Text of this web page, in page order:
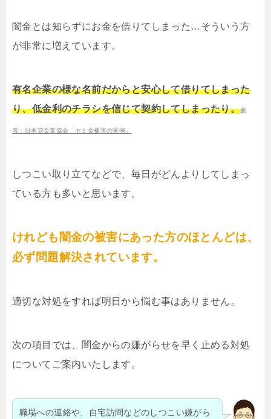
闇金とは知らずにお金を借りてしまった…そういう方
が非常に増えています。
有名企業の様な名前だからと安心して借りてしまった
り、低金利のチラシを信じて契約してしまったり。参
考：日本貸金業協会「ヤミ金被害の実例」
しつこい取り立てなどで、毎日がどんよりしてしまっ
ている方も多いと思います。
けれども闇金の被害にあった方のほとんどは、
必ず問題解決されています。
適切な対処をすれば明日から悩む事はありません。
次の項目では、闇金からの嫌がらせを早く止める対処
についてご案内いたします。
職場への連絡や、自宅訪問などのしつこい嫌がら